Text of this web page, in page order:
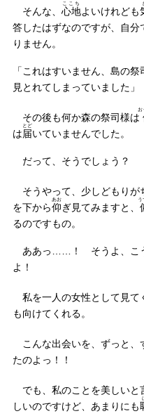
そんな、 心地
ここち
よいけれども
答したはずなのですが、自分
りません。
「これはすいません、島の
見とれてしまっていました」
その後も何か森の祭司様は
お
は届
とど
いていませんでした。
だって、そうでしょう？
そうやって、少しどもりが
を下から仰
あお
ぎ見てみますと、
う
るのですもの。
ああっ……！ そうよ、こう
よ！
私を一人の女性として見て
も向けてくれる。
こんな出会いを、ずっと、
たのよっ！！
でも、私のことを美しいと
しいのですけど、あまりにも